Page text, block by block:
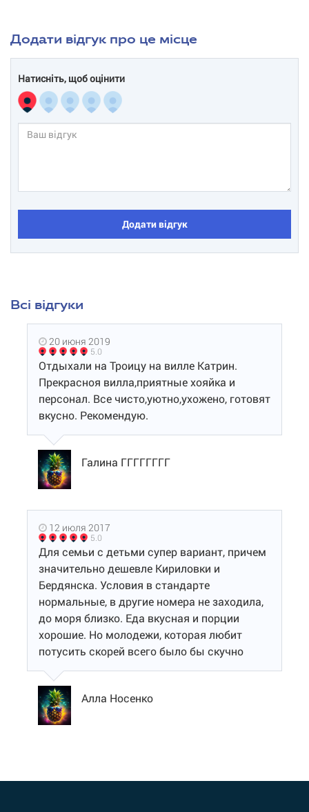
Додати відгук про це місце
Натисніть, щоб оцінити
Додати відгук
Всі відгуки
20 июня 2019
5.0
Отдыхали на Троицу на вилле Катрин.
Прекрасноя вилла,приятные хояйка и
персонал. Все чисто,уютно,ухожено, готовят
вкусно. Рекомендую.
Галина ГГГГГГГГ
12 июля 2017
5.0
Для семьи с детьми супер вариант, причем
значительно дешевле Кириловки и
Бердянска. Условия в стандарте
нормальные, в другие номера не заходила,
до моря близко. Еда вкусная и порции
хорошие. Но молодежи, которая любит
потусить скорей всего было бы скучно
Алла Носенко